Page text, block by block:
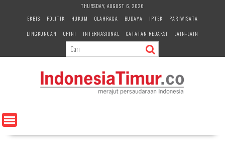
e
n
THURSDAY, AUGUST 6, 2026
EKBIS
POLITIK HUKUM OLAHRAGA BUDAYA IPTEK
PARIWISATA
LINGKUNGAN
OPINI INTERNASIONAL CATATAN REDAKSI LAIN-LAIN